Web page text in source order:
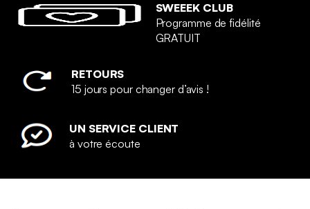
SWEEEK CLUB
Programme de fidélité
GRATUIT
RETOURS
15 jours pour changer d’avis !
UN SERVICE CLIENT
à votre écoute